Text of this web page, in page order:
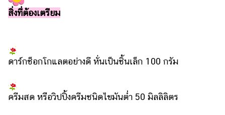
ช้อป
ปิ้ง
บ้าน
การ
ตกแต่ง
สิ่งที่ต้องเตรียม
ดาร์กช็อกโกแลตอย่างดี หั่นเป็นชิ้นเล็ก 100 กรัม
ครีมสด หรือวิปปิ้งครีมชนิดไขมันต่ำ 50 มิลลิลิตร